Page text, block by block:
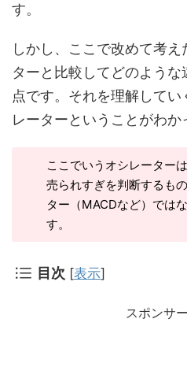
す。
しかし、ここで改めて考
ターと比較してどのような
点です。それを理解して
レーターということがわか
ここでいうオシレーター
売られすぎを判断するも
ター（MACDなど）では
す。
目次 [表示]
スポンサ